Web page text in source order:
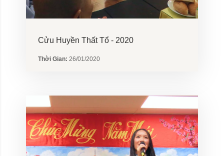
Cửu Huyền Thất Tổ - 2020
Thời Gian: 26/01/2020